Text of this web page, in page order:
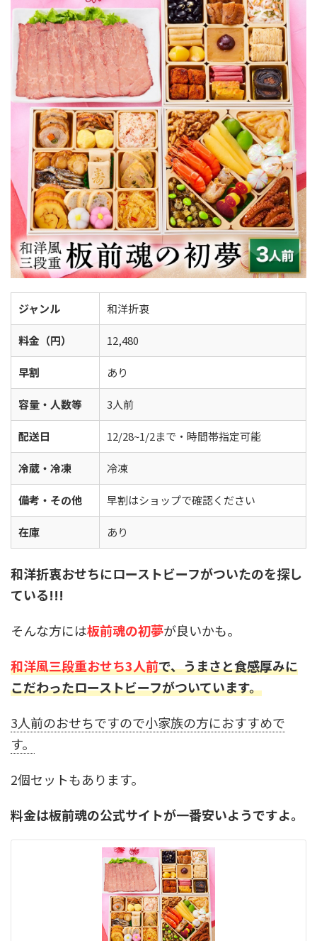
ジャンル 和洋折衷
料金（円） 12,480
早割 あり
容量・人数等 3人前
配送日 12/28~1/2まで・時間帯指定可能
冷蔵・冷凍 冷凍
備考・その他 早割はショップで確認ください
在庫 あり
和洋折衷おせちにローストビーフがついたのを探し
ている!!!
そんな方には板前魂の初夢が良いかも。
和洋風三段重おせち3人前で、うまさと食感厚みに
こだわったローストビーフがついています。
3人前のおせちですので小家族の方におすすめで
す。
2個セットもあります。
料金は板前魂の公式サイトが一番安いようですよ。